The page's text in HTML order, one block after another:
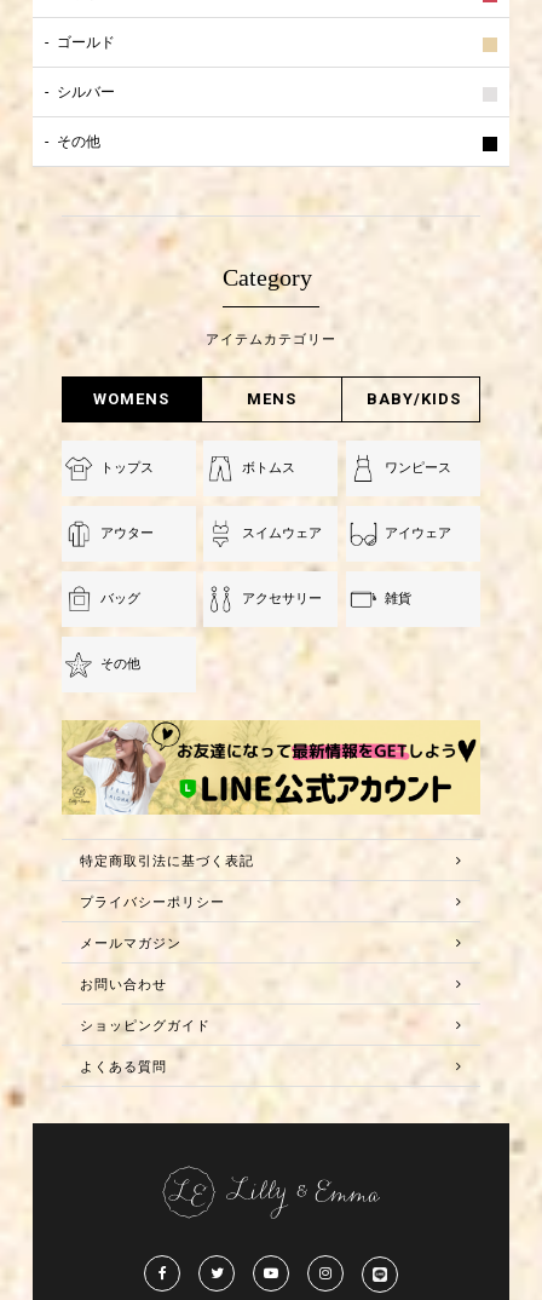
ゴールド
シルバー
その他
Category
アイテムカテゴリー
WOMENS MENS BABY/KIDS
トップス ボトムス ワンピース
アウター スイムウェア アイウェア
バッグ アクセサリー 雑貨
その他
特定商取引法に基づく表記
プライバシーポリシー
メールマガジン
お問い合わせ
ショッピングガイド
よくある質問